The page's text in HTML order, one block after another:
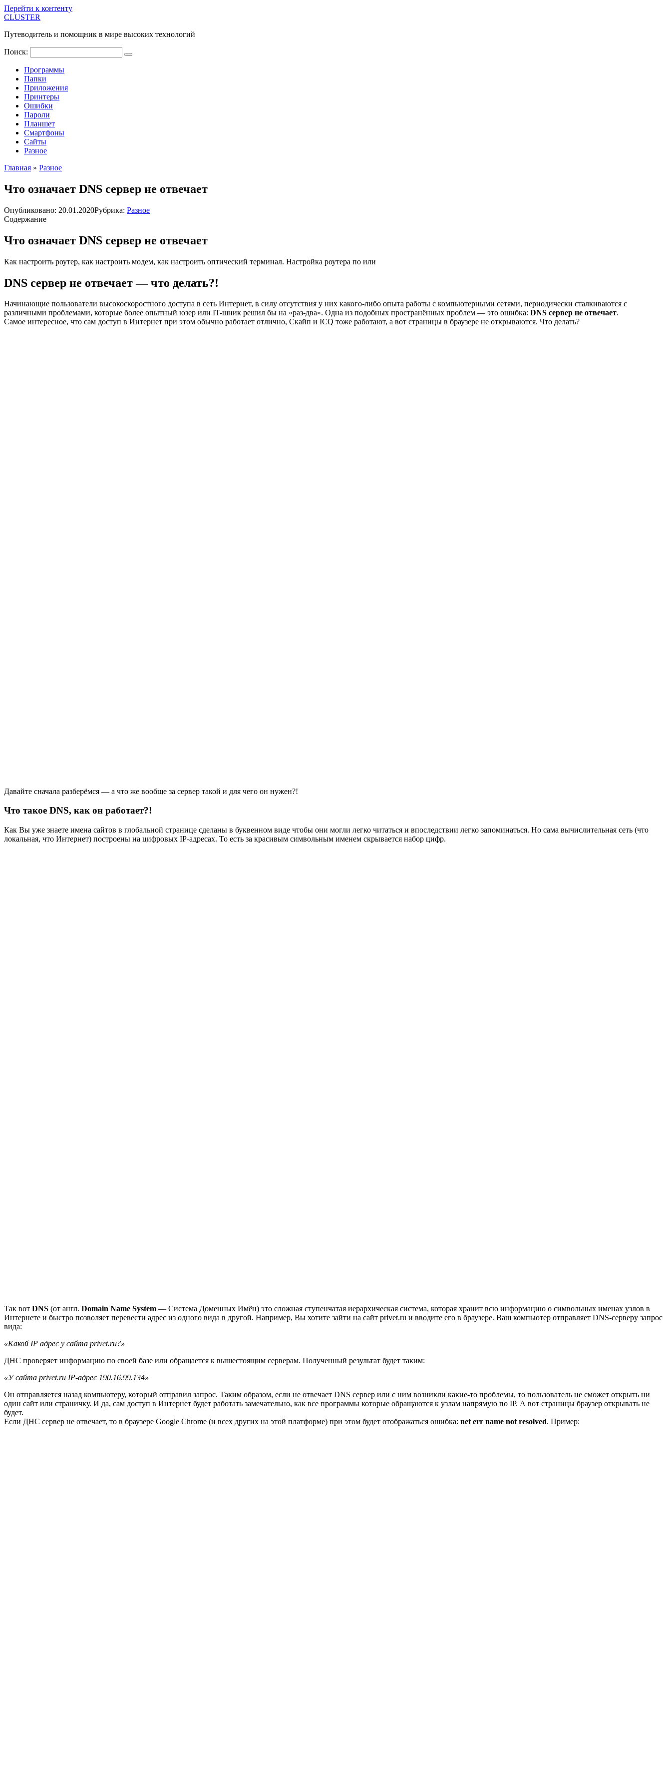
Перейти к контенту
CLUSTER
Путеводитель и помощник в мире высоких технологий
Поиск:
Программы
Папки
Приложения
Принтеры
Ошибки
Пароли
Планшет
Смартфоны
Сайты
Разное
Главная » Разное
Что означает DNS сервер не отвечает
Опубликовано: 20.01.2020Рубрика: Разное
Содержание
Что означает DNS сервер не отвечает
Как настроить роутер, как настроить модем, как настроить оптический терминал. Настройка роутера по или
DNS сервер не отвечает — что делать?!
Начинающие пользователи высокоскоростного доступа в сеть Интернет, в силу отсутствия у них какого-либо опыта работы с компьютерными сетями, периодически сталкиваются с
различными проблемами, которые более опытный юзер или IT-шник решил бы на «раз-два». Одна из подобных пространённых проблем — это ошибка: DNS сервер не отвечает.
Самое интересное, что сам доступ в Интернет при этом обычно работает отлично, Скайп и ICQ тоже работают, а вот страницы в браузере не открываются. Что делать?
Давайте сначала разберёмся — а что же вообще за сервер такой и для чего он нужен?!
Что такое DNS, как он работает?!
Как Вы уже знаете имена сайтов в глобальной странице сделаны в буквенном виде чтобы они могли легко читаться и впоследствии легко запоминаться. Но сама вычислительная сеть (что
локальная, что Интернет) построены на цифровых IP-адресах. То есть за красивым символьным именем скрывается набор цифр.
Так вот DNS (от англ. Domain Name System — Система Доменных Имён) это сложная ступенчатая иерархическая система, которая хранит всю информацию о символьных именах узлов в
Интернете и быстро позволяет перевести адрес из одного вида в другой. Например, Вы хотите зайти на сайт privet.ru и вводите его в браузере. Ваш компьютер отправляет DNS-серверу запрос
вида:
«Какой IP адрес у сайта privet.ru?»
ДНС проверяет информацию по своей базе или обращается к вышестоящим серверам. Полученный результат будет таким:
«У сайта privet.ru IP-адрес 190.16.99.134»
Он отправляется назад компьютеру, который отправил запрос. Таким образом, если не отвечает DNS сервер или с ним возникли какие-то проблемы, то пользователь не сможет открыть ни
один сайт или страничку. И да, сам доступ в Интернет будет работать замечательно, как все программы которые обращаются к узлам напрямую по IP. А вот страницы браузер открывать не
будет.
Если ДНС сервер не отвечает, то в браузере Google Chrome (и всех других на этой платформе) при этом будет отображаться ошибка: net err name not resolved. Пример: